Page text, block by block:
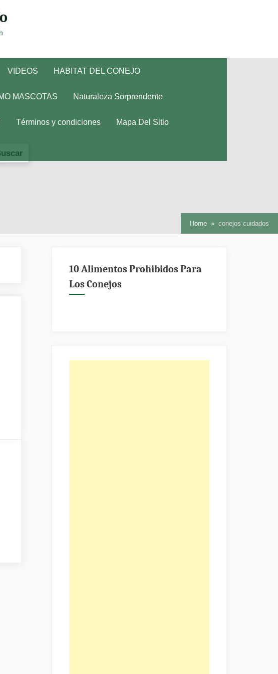
VIDEOS HABITAT DEL CONEJO
MASCOTAS Naturaleza Sorprendente
Términos y condiciones Mapa Del Sitio
Home conejos cuidados
10 Alimentos Prohibidos Para
Los Conejos